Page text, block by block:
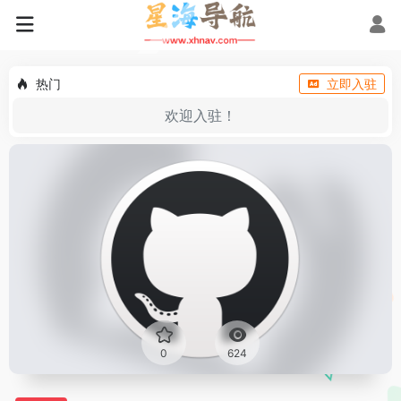
热门 立即入驻
欢迎入驻！
0 624